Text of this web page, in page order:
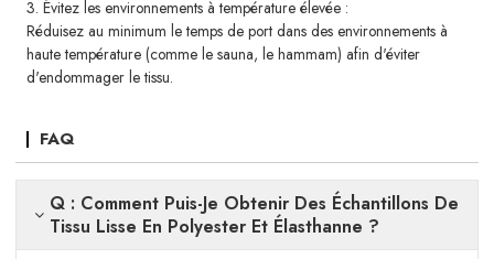
3. Évitez les environnements à température élevée :
Réduisez au minimum le temps de port dans des environnements à
haute température (comme le sauna, le hammam) afin d'éviter
d'endommager le tissu.
FAQ
Q : Comment Puis-Je Obtenir Des Échantillons De
Tissu Lisse En Polyester Et Élasthanne ?